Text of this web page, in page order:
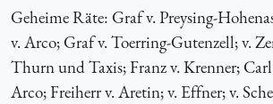
Geheime Räte: Graf v. Preysing-
v. Arco; Graf v. Toerring-Gutenzell; v.
Thurn und Taxis; Franz v. Krenner;
Arco; Freiherr v. Aretin; v. Effner; v.